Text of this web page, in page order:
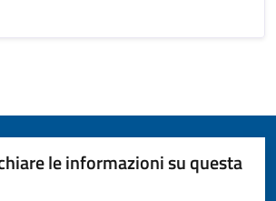
le informazioni su questa